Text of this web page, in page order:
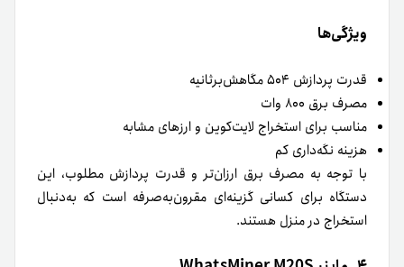
ویژگی‌ها
قدرت پردازش ۵۰۴ مگاهش‌بر‌ثانیه
مصرف برق ۸۰۰ وات
مناسب برای استخراج لایت‌کوین و ارزهای مشابه
هزینه نگه‌داری کم
با توجه‌ به مصرف برق ارزان‌تر و قدرت پردازش مطلوب، این
دستگاه برای کسانی گزینه‌ای مقرون‌به‌صرفه است که به‌دنبال
استخراج در منزل هستند.